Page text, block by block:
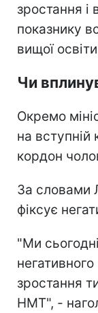
зростання і
показнику
вищої
Чи
Окремо
на вступній
кордон
За словами
фіксує
"Ми
зростання
НМТ", -